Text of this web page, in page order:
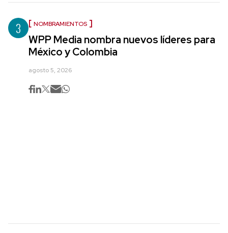
3 NOMBRAMIENTOS
WPP Media nombra nuevos líderes para
México y Colombia
agosto 5, 2026